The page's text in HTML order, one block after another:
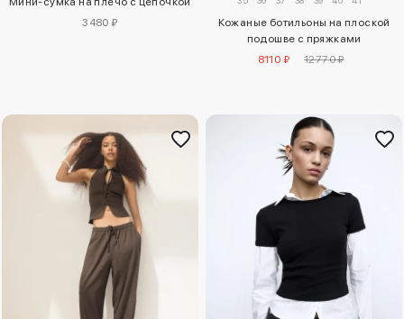
3480 ₽
Кожаные ботильоны на плоской
подошве с пряжками
8110 ₽
12770 ₽